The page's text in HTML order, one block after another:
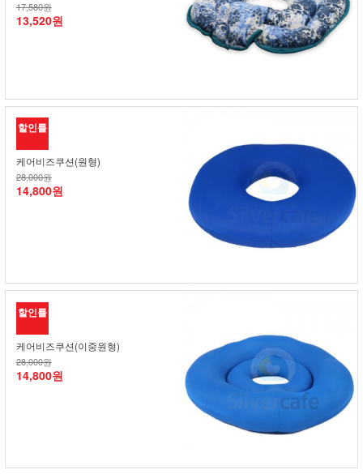
17,580원
13,520원
할인률
케어비즈쿠션(원형)
28,000원
14,800원
할인률
케어비즈쿠션(이중원형)
28,000원
14,800원